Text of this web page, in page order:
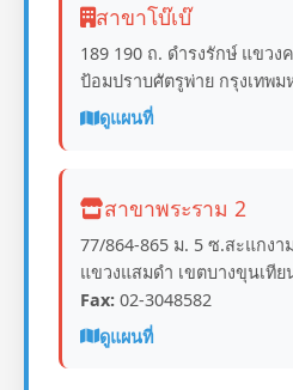
สาขาโบ๊เบ๊
189 190 ถ. ดำรงรักษ์ แขว
ป้อมปราบศัตรูพ่าย กรุงเทพม
ดูแผนที่
สาขาพระราม 2
77/864-865 ม. 5 ซ.สะแกงา
แขวงแสมดำ เขตบางขุนเทีย
Fax: 02-3048582
ดูแผนที่